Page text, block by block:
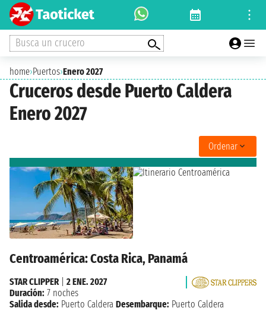
Busca un crucero
home›Puertos›Enero 2027
Cruceros desde Puerto Caldera
Enero 2027
Ordenar
Centroamérica: Costa Rica, Panamá
STAR CLIPPER| 2 ENE. 2027
Duración: 7 noches
Salida desde: Puerto Caldera Desembarque: Puerto Caldera